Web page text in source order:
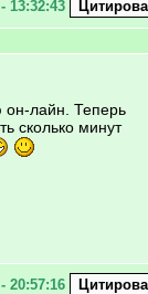
13:32:43
лайн. Теперь
сколько минут
20:57:16